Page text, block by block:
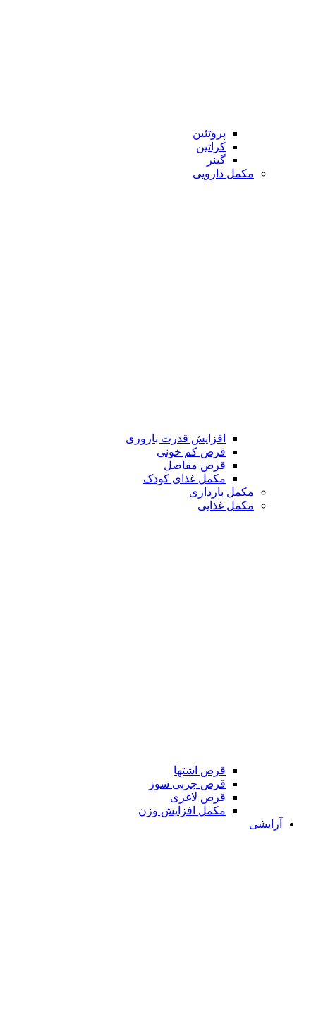
پروتئین
کراتین
گینر
مکمل دارویی
افزایش قدرت باروری
قرص کم خونی
قرص مفاصل
مکمل غذای کودک
مکمل بارداری
مکمل غذایی
قرص اشتها
قرص چربی سوز
قرص لاغری
مکمل افزایش وزن
آرایشی